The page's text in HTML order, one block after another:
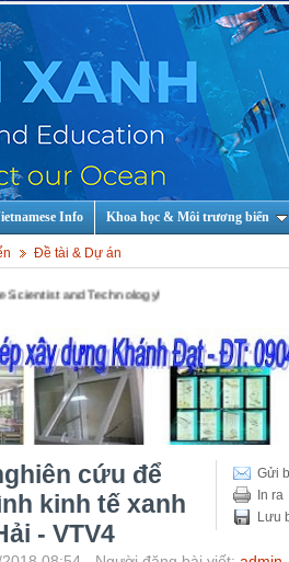
Info Khoa học & Môi trương biển
Đề tài & Dự án
Technology!
Gửi
In ra
Lưu
cứu để
kinh tế xanh
- VTV4